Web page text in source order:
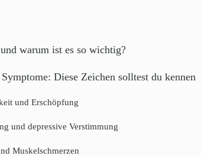
warum ist es so wichtig?
Diese Zeichen solltest du kennen
und Erschöpfung
und depressive Verstimmung
Muskelschmerzen